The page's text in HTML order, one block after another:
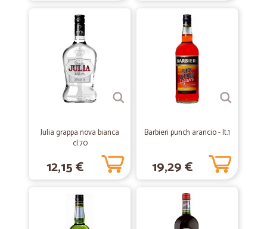
—
Sempre molto bene la confezione
Sempre molto bene la confezione, molto accurata!
31/08/2019
— Davide P.
Fino a adesso per me il migliore supermercato online... consegne
come previsto e pacchi imballati alla perfezione...
23/07/2019
—Carmen V.
Ottimo servizio
Ottimo servizio, puntuale e professionale. Lo riutilizzero' sicuramente.
Julia grappa nova bianca
cl.70
12,15 €
Barbieri punch arancio - lt.1
19,29 €